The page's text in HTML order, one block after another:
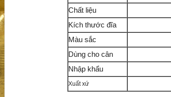
Chất liệu
Kích thước đĩa
Màu sắc
Dùng cho cân
Nhập khẩu
Xuất xứ